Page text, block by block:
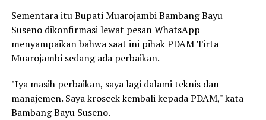
Sementara itu Bupati Muarojambi Bambang Bayu
Suseno dikonfirmasi lewat pesan WhatsApp
menyampaikan bahwa saat ini pihak PDAM Tirta
Muarojambi sedang ada perbaikan.
"Iya masih perbaikan, saya lagi dalami teknis dan
manajemen. Saya kroscek kembali kepada PDAM," kata
Bambang Bayu Suseno.